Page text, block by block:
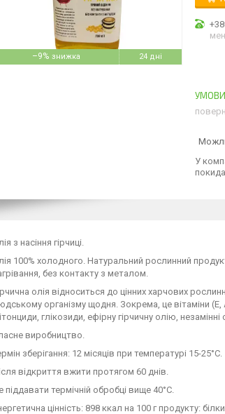
–9% 24 дні
У
з насіння гірчиці.
100% холодного. Натуральний рослинний
без контакту з металом.
олія відноситься до цінних харчових
організму щодня. Зокрема, це вітаміни (E,
глікозиди, ефірну гірчичну олію,
виробництво.
зберігання: 12 місяців при температурі 15-25°C.
відкриття вжити протягом 60 днів.
піддавати термічній обробці вище 40°C.
цінність: 898 ккал на 100 г продукту: